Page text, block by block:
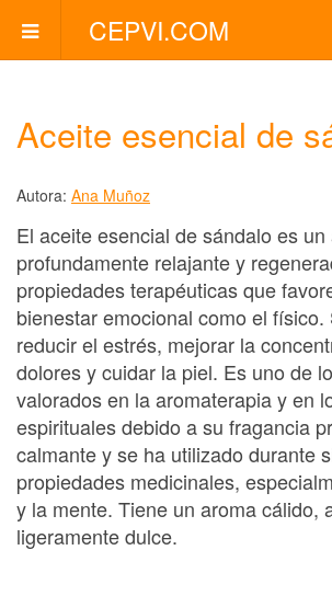
CEPVI.COM
Aceite esencial de
Autora: Ana Muñoz
El aceite esencial de sándalo es un
profundamente relajante y
propiedades terapéuticas que
bienestar emocional como el
reducir el estrés, mejorar la
dolores y cuidar la piel. Es uno de
valorados en la aromaterapia y en
espirituales debido a su fragancia
calmante y se ha utilizado durante
propiedades medicinales,
y la mente. Tiene un aroma cálido,
ligeramente dulce.